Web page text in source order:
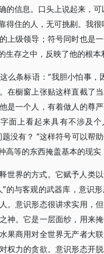
的信息。口头上说起来，
得住的人，无可挑剔。我
上级领导；符号同时也是
生存之中，反映了他的根
么条标语：“我胆小怕事
在橱窗上张贴这样直截了
是一个人，有着做人的尊
面上看起来具有不涉及
没有？ ”这样符号可以帮
高等的东西掩盖基本的现
世界的方式。它赋予人类
的与客观的武器库，意识
。意识形态很讲求实用，
神。它是一层面纱，用来
果商用对全世界无产者大
权力的贪欲。意识形态开